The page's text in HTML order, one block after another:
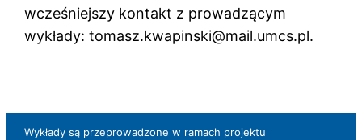
wcześniejszy kontakt z prowadzącym
wykłady: tomasz.kwapinski@mail.umcs.pl.
Wykłady są przeprowadzone w ramach projektu